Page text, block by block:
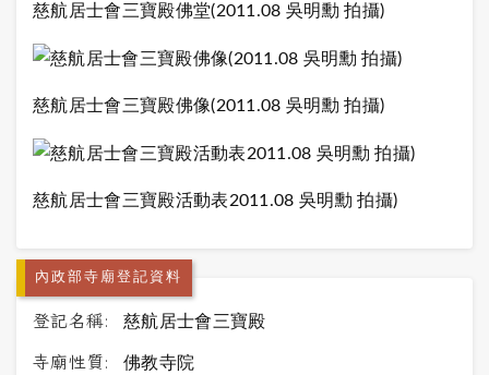
慈航居士會三寶殿佛堂(2011.08 吳明勳 拍攝)
慈航居士會三寶殿佛像(2011.08 吳明勳 拍攝)
慈航居士會三寶殿活動表2011.08 吳明勳 拍攝)
內政部寺廟登記資料
登記名稱: 慈航居士會三寶殿
寺廟性質: 佛教寺院